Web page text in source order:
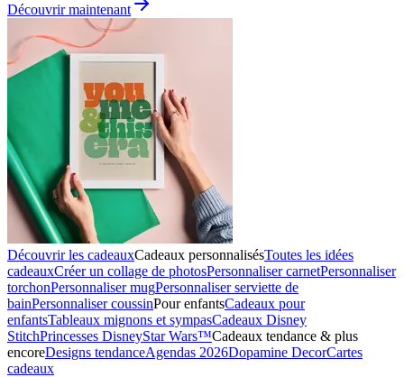
Découvrir maintenant
Découvrir les cadeauxCadeaux personnalisésToutes les idées
cadeauxCréer un collage de photosPersonnaliser carnetPersonnaliser
torchonPersonnaliser mugPersonnaliser serviette de
bainPersonnaliser coussinPour enfantsCadeaux pour
enfantsTableaux mignons et sympasCadeaux Disney
StitchPrincesses DisneyStar Wars™Cadeaux tendance & plus
encoreDesigns tendanceAgendas 2026Dopamine DecorCartes
cadeaux